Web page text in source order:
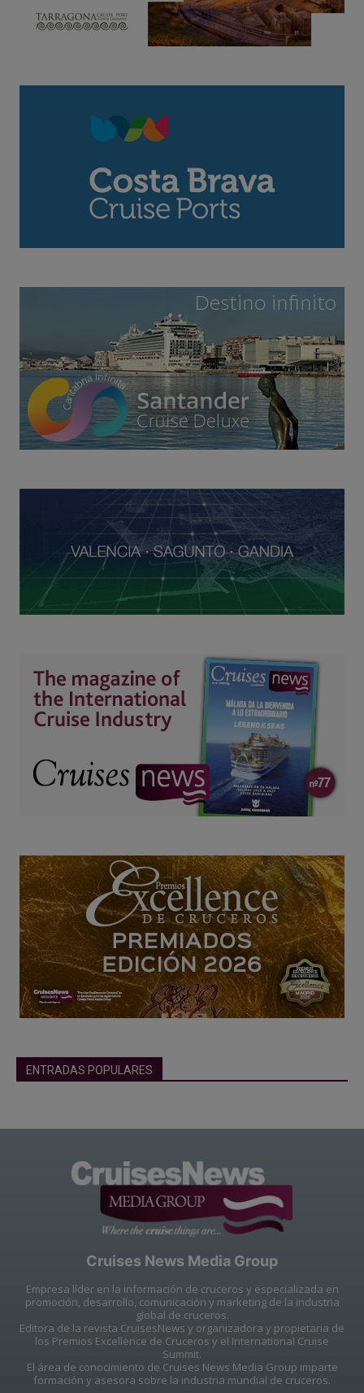
ENTRADAS POPULARES
Cruises News Media Group
Empresa líder en la información de cruceros y especializada en
promoción, desarrollo, comunicación y marketing de la industria
global de cruceros.
Editora de la revista CruisesNews y organizadora y propietaria de
los Premios Excellence de Cruceros y el International Cruise
Summit.
El área de conocimiento de Cruises News Media Group imparte
formación y asesora sobre la industria mundial de cruceros.